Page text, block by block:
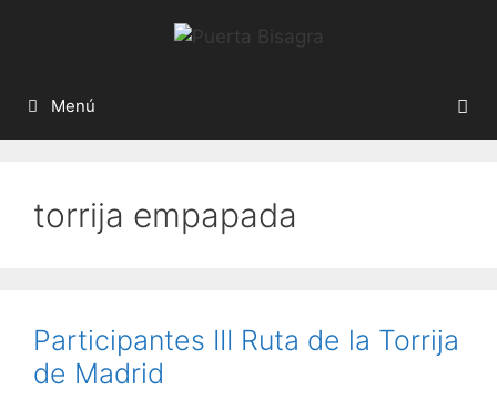
Menú
torrija empapada
Participantes III Ruta de la Torrija
de Madrid